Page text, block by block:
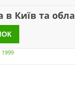
1999
в Київ та